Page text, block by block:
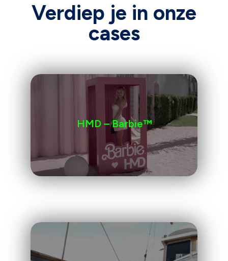
Verdiep je in onze
cases
HMD – Barbie™️